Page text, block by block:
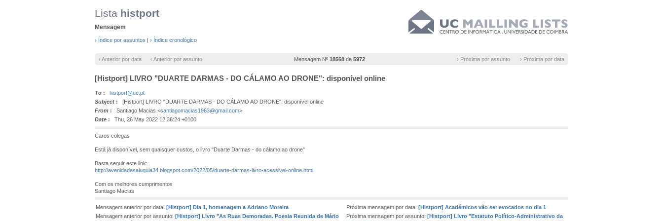
Lista histport
Mensagem
› Índice por assuntos | › Índice cronológico
‹ Anterior por data ‹ Anterior por assunto Mensagem Nº 18568 de 5972 › Próxima por assunto › Próxima por data
[Histport] LIVRO "DUARTE DARMAS - DO CÁLAMO AO DRONE": disponível online
To :
histport@uc.pt
Subject : [Histport] LIVRO "DUARTE DARMAS - DO CÁLAMO AO DRONE": disponível online
From : Santiago Macias <santiagomacias1963@gmail.com>
Date : Thu, 26 May 2022 12:36:24 +0100
Caros colegas
Está já disponível, sem quaisquer custos, o livro "Duarte Darmas - do cálamo ao drone"
Basta seguir este link:
http://avenidadasaluquia34.blogspot.com/2022/05/duarte-darmas-livro-acessivel-online.html
Com os melhores cumprimentos
Santiago Macias
Mensagem anterior por data: [Histport] Dia 1, homenagem a Adriano Moreira Próxima mensagem por data: [Histport] Académicos vão ser evocados no dia 1
Mensagem anterior por assunto: [Histport] Livro "As Ruas Demoradas. Poesia Reunida de Mário
Próxima mensagem por assunto: [Histport] Livro "Estatuto Político-Administrativo da